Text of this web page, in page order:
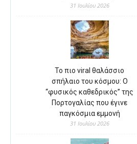
31 Ιουλίου 2026
Το πιο viral θαλάσσιο
σπήλαιο του κόσμου: Ο
“φυσικός καθεδρικός” της
Πορτογαλίας που έγινε
παγκόσμια εμμονή
31 Ιουλίου 2026